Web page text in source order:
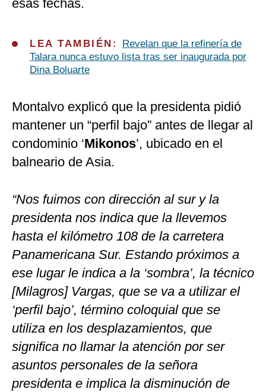
esas fechas.
LEA TAMBIÉN:
Revelan que la refinería de
Talara nunca estuvo lista tras ser inaugurada por
Dina Boluarte
Montalvo explicó que la presidenta pidió
mantener un “perfil bajo” antes de llegar al
condominio ‘Mikonos’, ubicado en el
balneario de Asia.
“Nos fuimos con dirección al sur y la
presidenta nos indica que la llevemos
hasta el kilómetro 108 de la carretera
Panamericana Sur. Estando próximos a
ese lugar le indica a la ‘sombra’, la técnico
[Milagros] Vargas, que se va a utilizar el
‘perfil bajo’, término coloquial que se
utiliza en los desplazamientos, que
significa no llamar la atención por ser
asuntos personales de la señora
presidenta e implica la disminución de